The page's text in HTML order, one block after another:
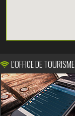
L'OFFICE DE TOURISME